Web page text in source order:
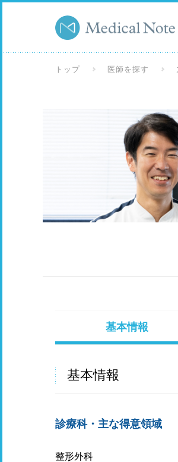
トップ 医師を探す
基本情報
基本情報
診療科・主な得意領域
整形外科